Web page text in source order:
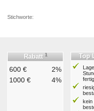
Stichworte:
Rabatt 1
600 €
2%
1000 €
4%
Top
fertig